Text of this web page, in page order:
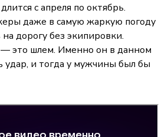
с апреля по октябрь.
даже в самую жаркую погоду
дорогу без экипировки.
это шлем. Именно он в данном
удар, и тогда у мужчины был бы